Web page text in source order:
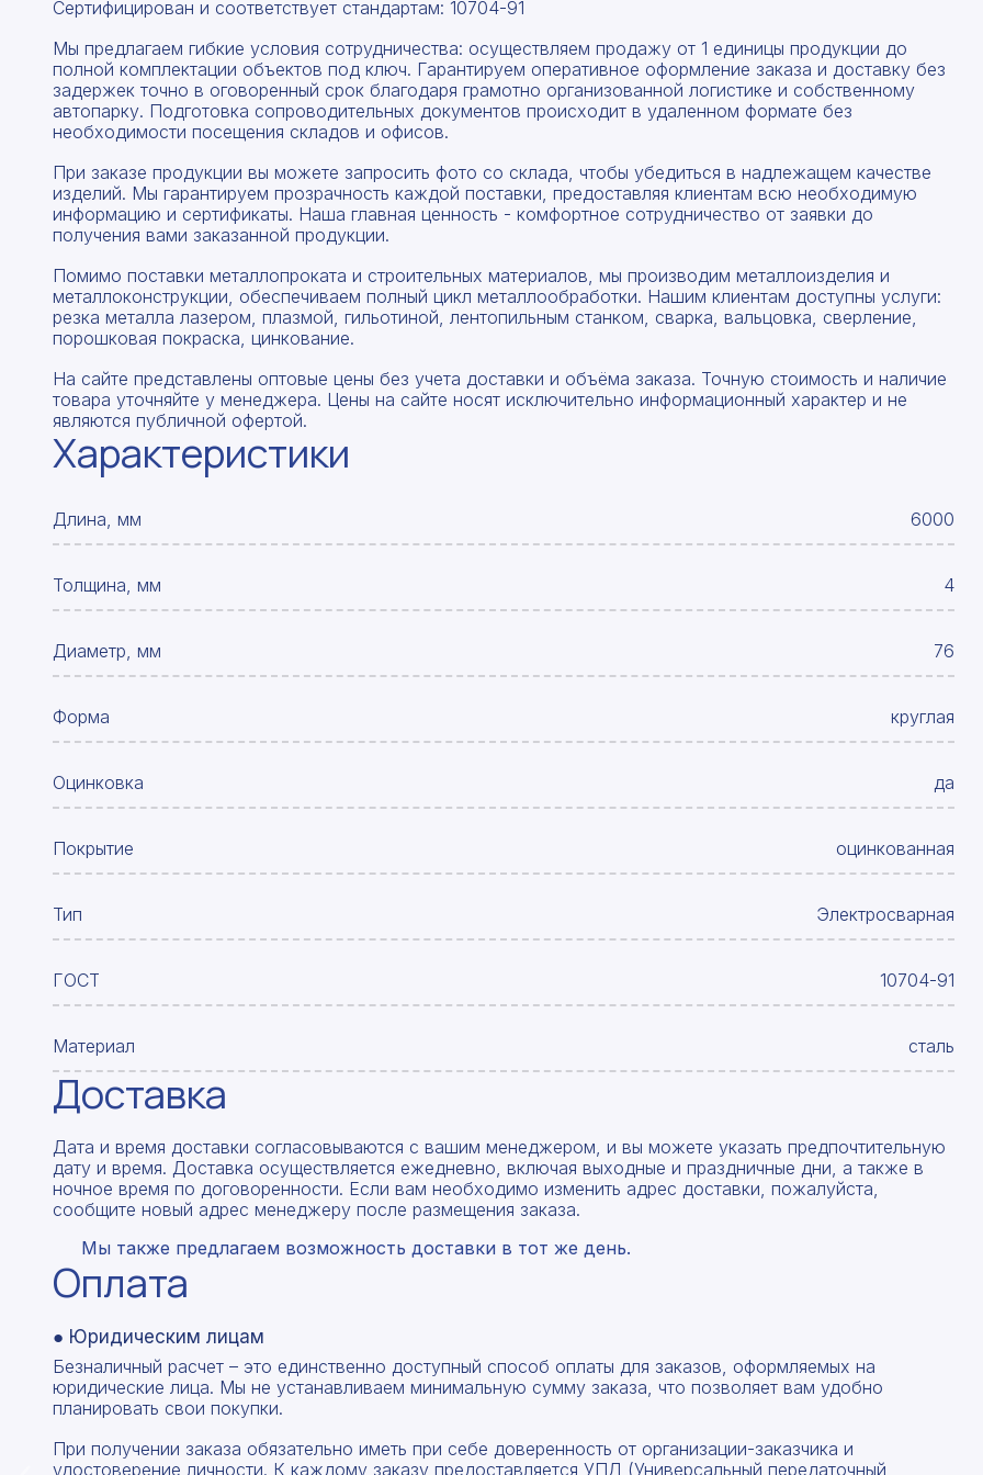
Сертифицирован и соответствует стандартам: 10704-91
Мы предлагаем гибкие условия сотрудничества: осуществляем продажу от 1 единицы продукции до
полной комплектации объектов под ключ. Гарантируем оперативное оформление заказа и доставку без
задержек точно в оговоренный срок благодаря грамотно организованной логистике и собственному
автопарку. Подготовка сопроводительных документов происходит в удаленном формате без
необходимости посещения складов и офисов.
При заказе продукции вы можете запросить фото со склада, чтобы убедиться в надлежащем качестве
изделий. Мы гарантируем прозрачность каждой поставки, предоставляя клиентам всю необходимую
информацию и сертификаты. Наша главная ценность - комфортное сотрудничество от заявки до
получения вами заказанной продукции.
Помимо поставки металлопроката и строительных материалов, мы производим металлоизделия и
металлоконструкции, обеспечиваем полный цикл металлообработки. Нашим клиентам доступны услуги:
резка металла лазером, плазмой, гильотиной, лентопильным станком, сварка, вальцовка, сверление,
порошковая покраска, цинкование.
На сайте представлены оптовые цены без учета доставки и объёма заказа. Точную стоимость и наличие
товара уточняйте у менеджера. Цены на сайте носят исключительно информационный характер и не
являются публичной офертой.
Характеристики
Длина, мм 6000
Толщина, мм 4
Диаметр, мм 76
Форма круглая
Оцинковка да
Покрытие оцинкованная
Тип Электросварная
ГОСТ 10704-91
Материал сталь
Доставка
Дата и время доставки согласовываются с вашим менеджером, и вы можете указать предпочтительную
дату и время. Доставка осуществляется ежедневно, включая выходные и праздничные дни, а также в
ночное время по договоренности. Если вам необходимо изменить адрес доставки, пожалуйста,
сообщите новый адрес менеджеру после размещения заказа.
Мы также предлагаем возможность доставки в тот же день.
Оплата
● Юридическим лицам
Безналичный расчет – это единственно доступный способ оплаты для заказов, оформляемых на
юридические лица. Мы не устанавливаем минимальную сумму заказа, что позволяет вам удобно
планировать свои покупки.
При получении заказа обязательно иметь при себе доверенность от организации-заказчика и
удостоверение личности. К каждому заказу предоставляется УПД (Универсальный передаточный
сроки.
Оставьте номер телефона
Мы свяжемся с вами в ближайшее время!